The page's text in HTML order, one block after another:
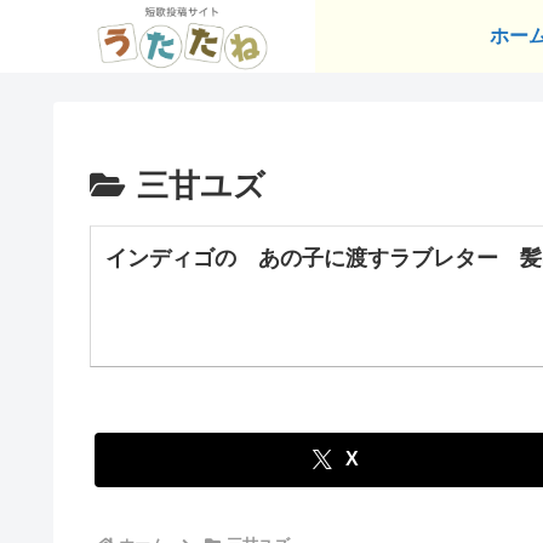
ホー
三甘ユズ
インディゴの あの子に渡すラブレター 髪
X